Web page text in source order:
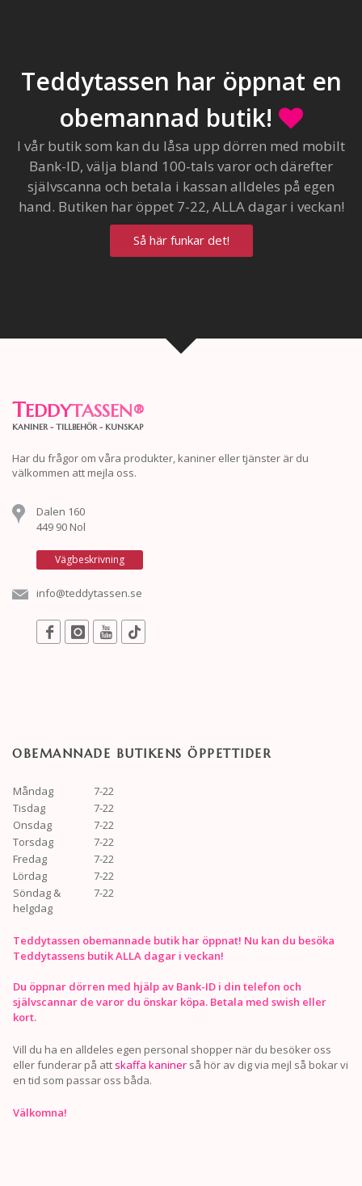
Teddytassen har öppnat en
obemannad butik!
I vår butik som kan du låsa upp dörren med mobilt
Bank-ID, välja bland 100-tals varor och därefter
självscanna och betala i kassan alldeles på egen
hand. Butiken har öppet 7-22, ALLA dagar i veckan!
Så här funkar det!
TEDDYTASSEN®
KANINER - TILLBEHÖR - KUNSKAP
Har du frågor om våra produkter, kaniner eller tjänster är du
välkommen att mejla oss.
Dalen 160
449 90 Nol
Vägbeskrivning
info@teddytassen.se
OBEMANNADE BUTIKENS ÖPPETTIDER
Måndag
7-22
Tisdag
7-22
Onsdag
7-22
Torsdag
7-22
Fredag
7-22
Lördag
7-22
Söndag &
helgdag
7-22
Teddytassen obemannade butik har öppnat! Nu kan du besöka
Teddytassens butik ALLA dagar i veckan!
Du öppnar dörren med hjälp av Bank-ID i din telefon och
självscannar de varor du önskar köpa. Betala med swish eller
kort.
Vill du ha en alldeles egen personal shopper när du besöker oss
eller funderar på att skaffa kaniner så hör av dig via mejl så bokar vi
en tid som passar oss båda.
Välkomna!